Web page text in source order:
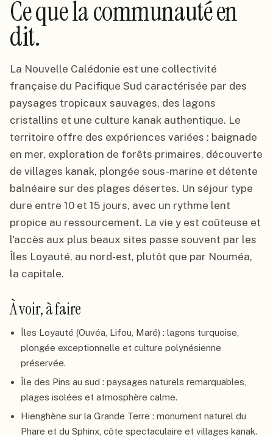
Ce que la communauté en
dit.
La Nouvelle Calédonie est une collectivité
française du Pacifique Sud caractérisée par des
paysages tropicaux sauvages, des lagons
cristallins et une culture kanak authentique. Le
territoire offre des expériences variées : baignade
en mer, exploration de forêts primaires, découverte
de villages kanak, plongée sous-marine et détente
balnéaire sur des plages désertes. Un séjour type
dure entre 10 et 15 jours, avec un rythme lent
propice au ressourcement. La vie y est coûteuse et
l'accès aux plus beaux sites passe souvent par les
Îles Loyauté, au nord-est, plutôt que par Nouméa,
la capitale.
À voir, à faire
Îles Loyauté (Ouvéa, Lifou, Maré) : lagons turquoise,
plongée exceptionnelle et culture polynésienne
préservée.
Île des Pins au sud : paysages naturels remarquables,
plages isolées et atmosphère calme.
Hienghène sur la Grande Terre : monument naturel du
Phare et du Sphinx, côte spectaculaire et villages kanak.